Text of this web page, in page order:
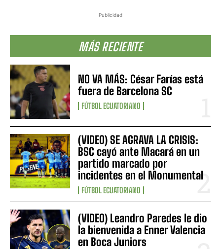
Publicidad
MÁS RECIENTE
NO VA MÁS: César Farías está
fuera de Barcelona SC
FÚTBOL ECUATORIANO
(VIDEO) SE AGRAVA LA CRISIS:
BSC cayó ante Macará en un
partido marcado por
incidentes en el Monumental
FÚTBOL ECUATORIANO
(VIDEO) Leandro Paredes le dio
la bienvenida a Enner Valencia
en Boca Juniors